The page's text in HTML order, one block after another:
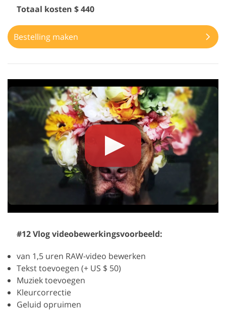
Totaal kosten $ 440
Bestelling maken
#12 Vlog videobewerkingsvoorbeeld:
van 1,5 uren RAW-video bewerken
Tekst toevoegen (+ US $ 50)
Muziek toevoegen
Kleurcorrectie
Geluid opruimen